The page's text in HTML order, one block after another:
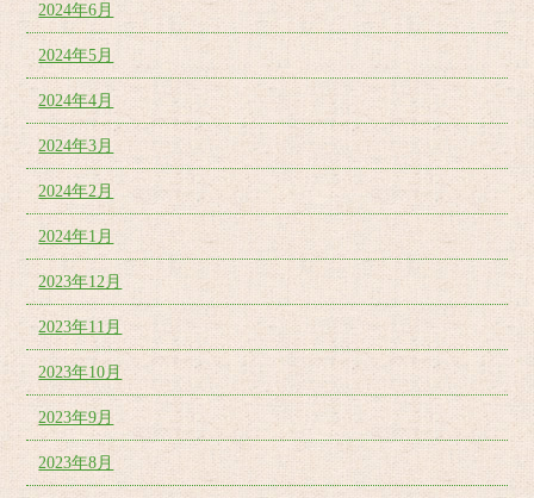
2024年6月
2024年5月
2024年4月
2024年3月
2024年2月
2024年1月
2023年12月
2023年11月
2023年10月
2023年9月
2023年8月